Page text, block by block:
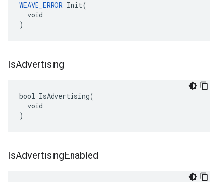
WEAVE_ERROR Init(
  void
)
IsAdvertising
bool IsAdvertising(
  void
)
IsAdvertisingEnabled